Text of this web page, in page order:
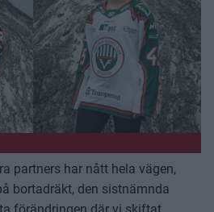
partners har nått hela vägen,
bortadräkt, den sistnämnda